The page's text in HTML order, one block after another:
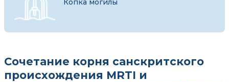
Сочетание корня санскритского
происхождения MRTI и